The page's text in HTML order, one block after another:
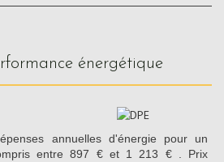
énergétique
annuelles d'énergie pour un
entre 897 € et 1 213 € . Prix